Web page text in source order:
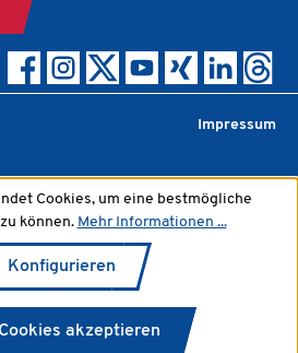
Impressum
Cookies, um eine bestmögliche
können. Mehr Informationen ...
Konfigurieren
akzeptieren